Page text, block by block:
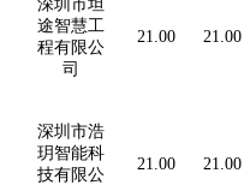
深圳市坦
途智慧工
程有限公
司
21.00 21.00
深圳市浩
玥智能科
技有限公
21.00 21.00